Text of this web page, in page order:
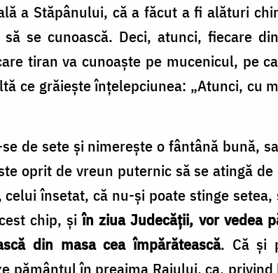
a Stăpânului, că a făcut a fi alături
se cunoască. Deci, atunci, fiecare
tiran va cunoaște pe mucenicul, pe
ce grăiește înțelepciunea: „Atunci, cu
de sete și nimerește o fântână bună,
oprit de vreun puternic să se atingă de
însetat, că nu-și poate stinge
chip, șiîn ziua Judecății, vor vedea
din masa cea împărătească. Că și
pământul în preajma Raiului, ca,